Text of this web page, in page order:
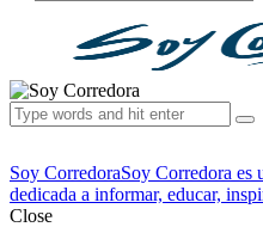
Soy CorredoraSoy Corredora es
dedicada a informar, educar,
Close